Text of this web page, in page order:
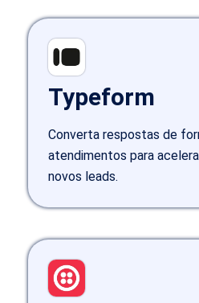
Typeform
Converta respostas de
atendimentos para
novos leads.